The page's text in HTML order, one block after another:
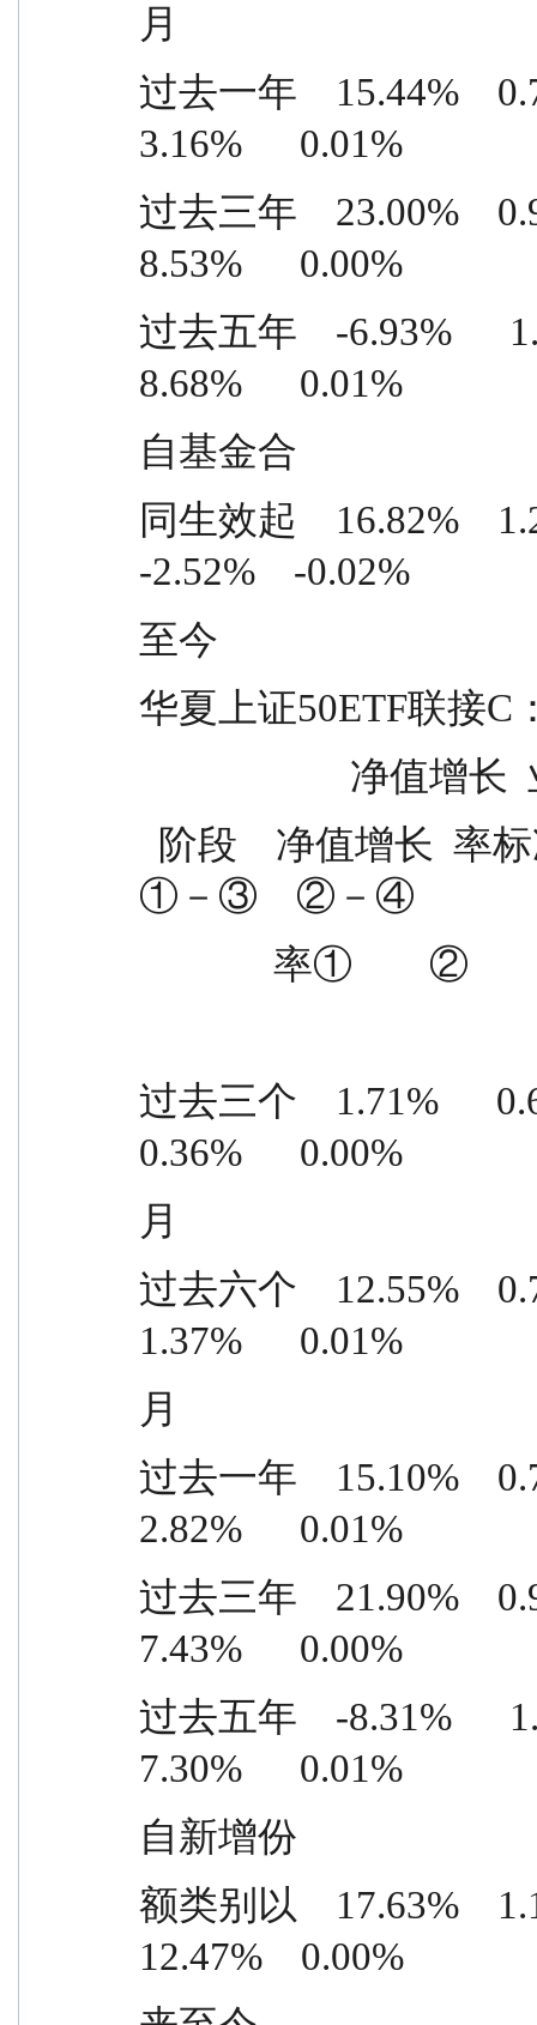
月
过去一年    15.44%
3.16%      0.01%
过去三年    23.00%
8.53%      0.00%
过去五年    -6.93%
8.68%      0.01%
自基金合
同生效起    16.82%
-2.52%    -0.02%
至今
华夏上证50ETF联接C
①－③    ②－④
率①
过去三个    1.71%
0.36%      0.00%
月
过去六个    12.55%
1.37%      0.01%
月
过去一年    15.10%
2.82%      0.01%
过去三年    21.90%
7.43%      0.00%
过去五年    -8.31%
7.30%      0.01%
自新增份
额类别以    17.63%
12.47%    0.00%